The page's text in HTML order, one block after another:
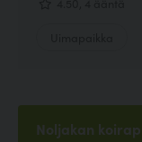
Noljakan